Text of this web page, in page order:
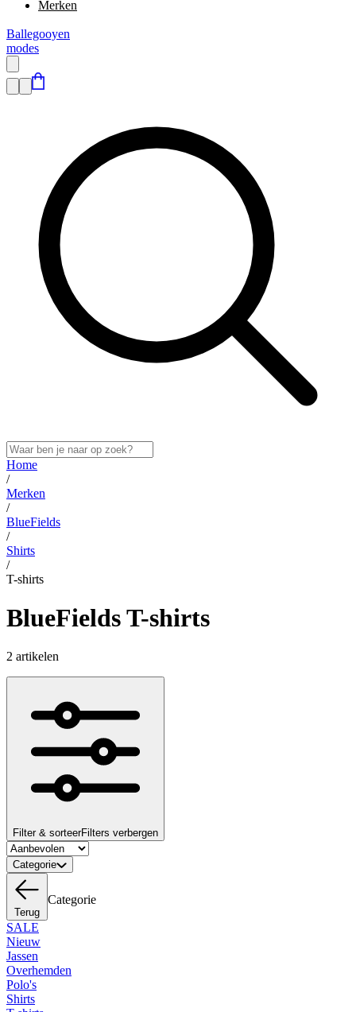
Merken
Ballegooyen
modes
Home
/
Merken
/
BlueFields
/
Shirts
/
T-shirts
BlueFields T-shirts
2 artikelen
Filter & sorteerFilters verbergen
Categorie
Terug
Categorie
SALE
Nieuw
Jassen
Overhemden
Polo's
Shirts